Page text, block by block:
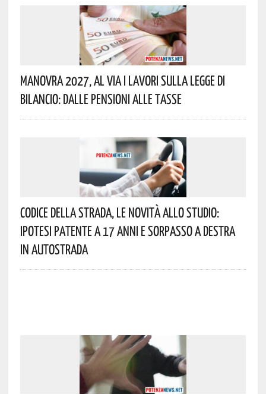
Manovra 2027, Al Via I Lavori Sulla Legge Di
Bilancio: Dalle Pensioni Alle Tasse
Codice Della Strada, Le Novità Allo Studio:
Ipotesi Patente A 17 Anni E Sorpasso A Destra
In Autostrada